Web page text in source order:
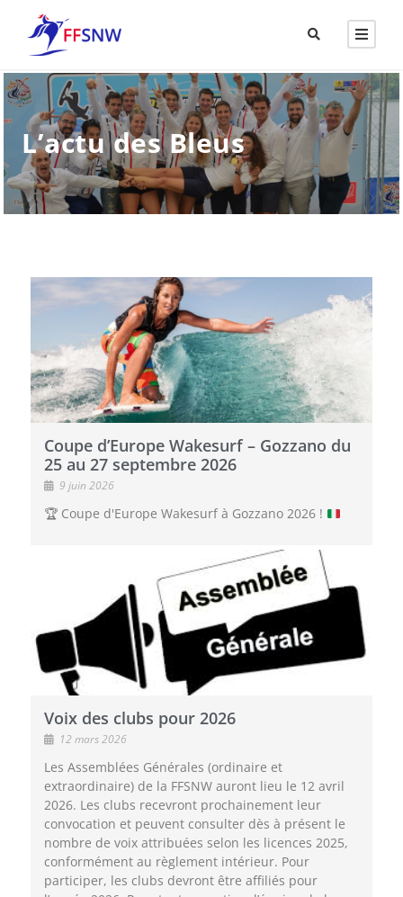
L’actu des Bleus
Coupe d’Europe Wakesurf – Gozzano du
25 au 27 septembre 2026
9 juin 2026
🏆 Coupe d'Europe Wakesurf à Gozzano 2026 !
Voix des clubs pour 2026
12 mars 2026
Les Assemblées Générales (ordinaire et
extraordinaire) de la FFSNW auront lieu le 12 avril
2026. Les clubs recevront prochainement leur
convocation et peuvent consulter dès à présent le
nombre de voix attribuées selon les licences 2025,
conformément au règlement intérieur. Pour
participer, les clubs devront être affiliés pour